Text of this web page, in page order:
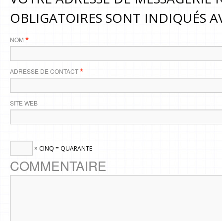
OBLIGATOIRES SONT INDIQUÉS
NOM *
ADRESSE DE CONTACT*
SITE WEB
× CINQ = QUARANTE
COMMENTAIRE